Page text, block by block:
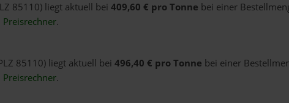
85110) liegt aktuell bei 409,60 € pro Tonne bei einer
Preisrechner.
85110) liegt aktuell bei 496,40 € pro Tonne bei einer
Preisrechner.